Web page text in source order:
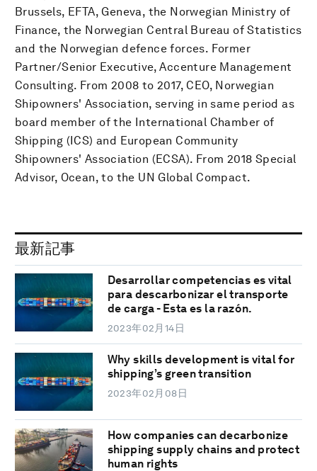
Brussels, EFTA, Geneva, the Norwegian Ministry of
Finance, the Norwegian Central Bureau of Statistics
and the Norwegian defence forces. Former
Partner/Senior Executive, Accenture Management
Consulting. From 2008 to 2017, CEO, Norwegian
Shipowners' Association, serving in same period as
board member of the International Chamber of
Shipping (ICS) and European Community
Shipowners' Association (ECSA). From 2018 Special
Advisor, Ocean, to the UN Global Compact.
最新記事
Desarrollar competencias es vital
para descarbonizar el transporte
de carga - Esta es la razón.
2023年02月14日
Why skills development is vital for
shipping’s green transition
2023年02月08日
How companies can decarbonize
shipping supply chains and protect
human rights